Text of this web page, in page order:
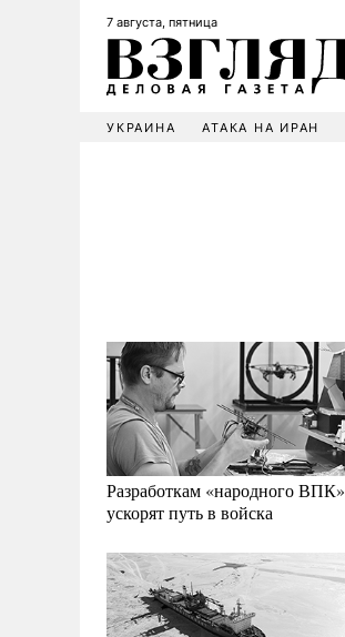
7 августа, пятница
УКРАИНА АТАКА НА ИРАН
Разработкам «народного ВПК»
ускорят путь в войска